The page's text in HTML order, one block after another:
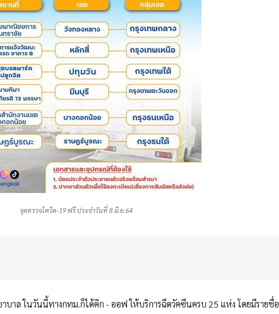
จุดตรวจโควิด-19 ฟรี ประจำวันที่ 8 มิ.ย.64
บาล ในวันนี้ทางกทม.ก็ได้คิก - ออฟ ให้บริการฉีดวัคซีนครบ 25 แห่ง โดยมีรายชื่อ